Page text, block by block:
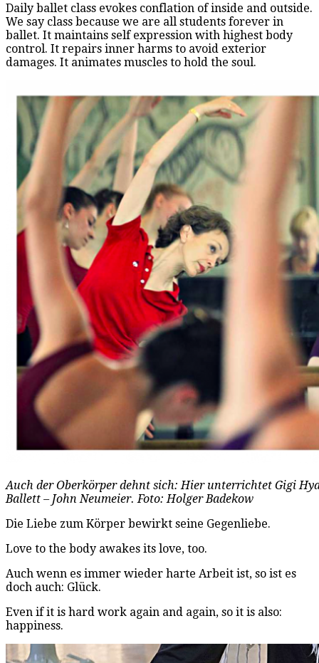
Daily ballet class evokes conflation of inside and outside.
We say class because we are all students forever in
ballet. It maintains self expression with highest body
control. It repairs inner harms to avoid exterior
damages. It animates muscles to hold the soul.
Auch der Oberkörper dehnt sich: Hier unterrichtet Gigi
Ballett – John Neumeier. Foto: Holger Badekow
Die Liebe zum Körper bewirkt seine Gegenliebe.
Love to the body awakes its love, too.
Auch wenn es immer wieder harte Arbeit ist, so ist es
doch auch: Glück.
Even if it is hard work again and again, so it is also:
happiness.